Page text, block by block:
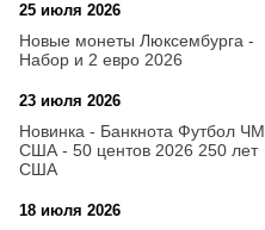
25 июля 2026
Новые монеты Люксембурга -
Набор и 2 евро 2026
23 июля 2026
Новинка - Банкнота Футбол ЧМ.
США - 50 центов 2026 250 лет
США
18 июля 2026